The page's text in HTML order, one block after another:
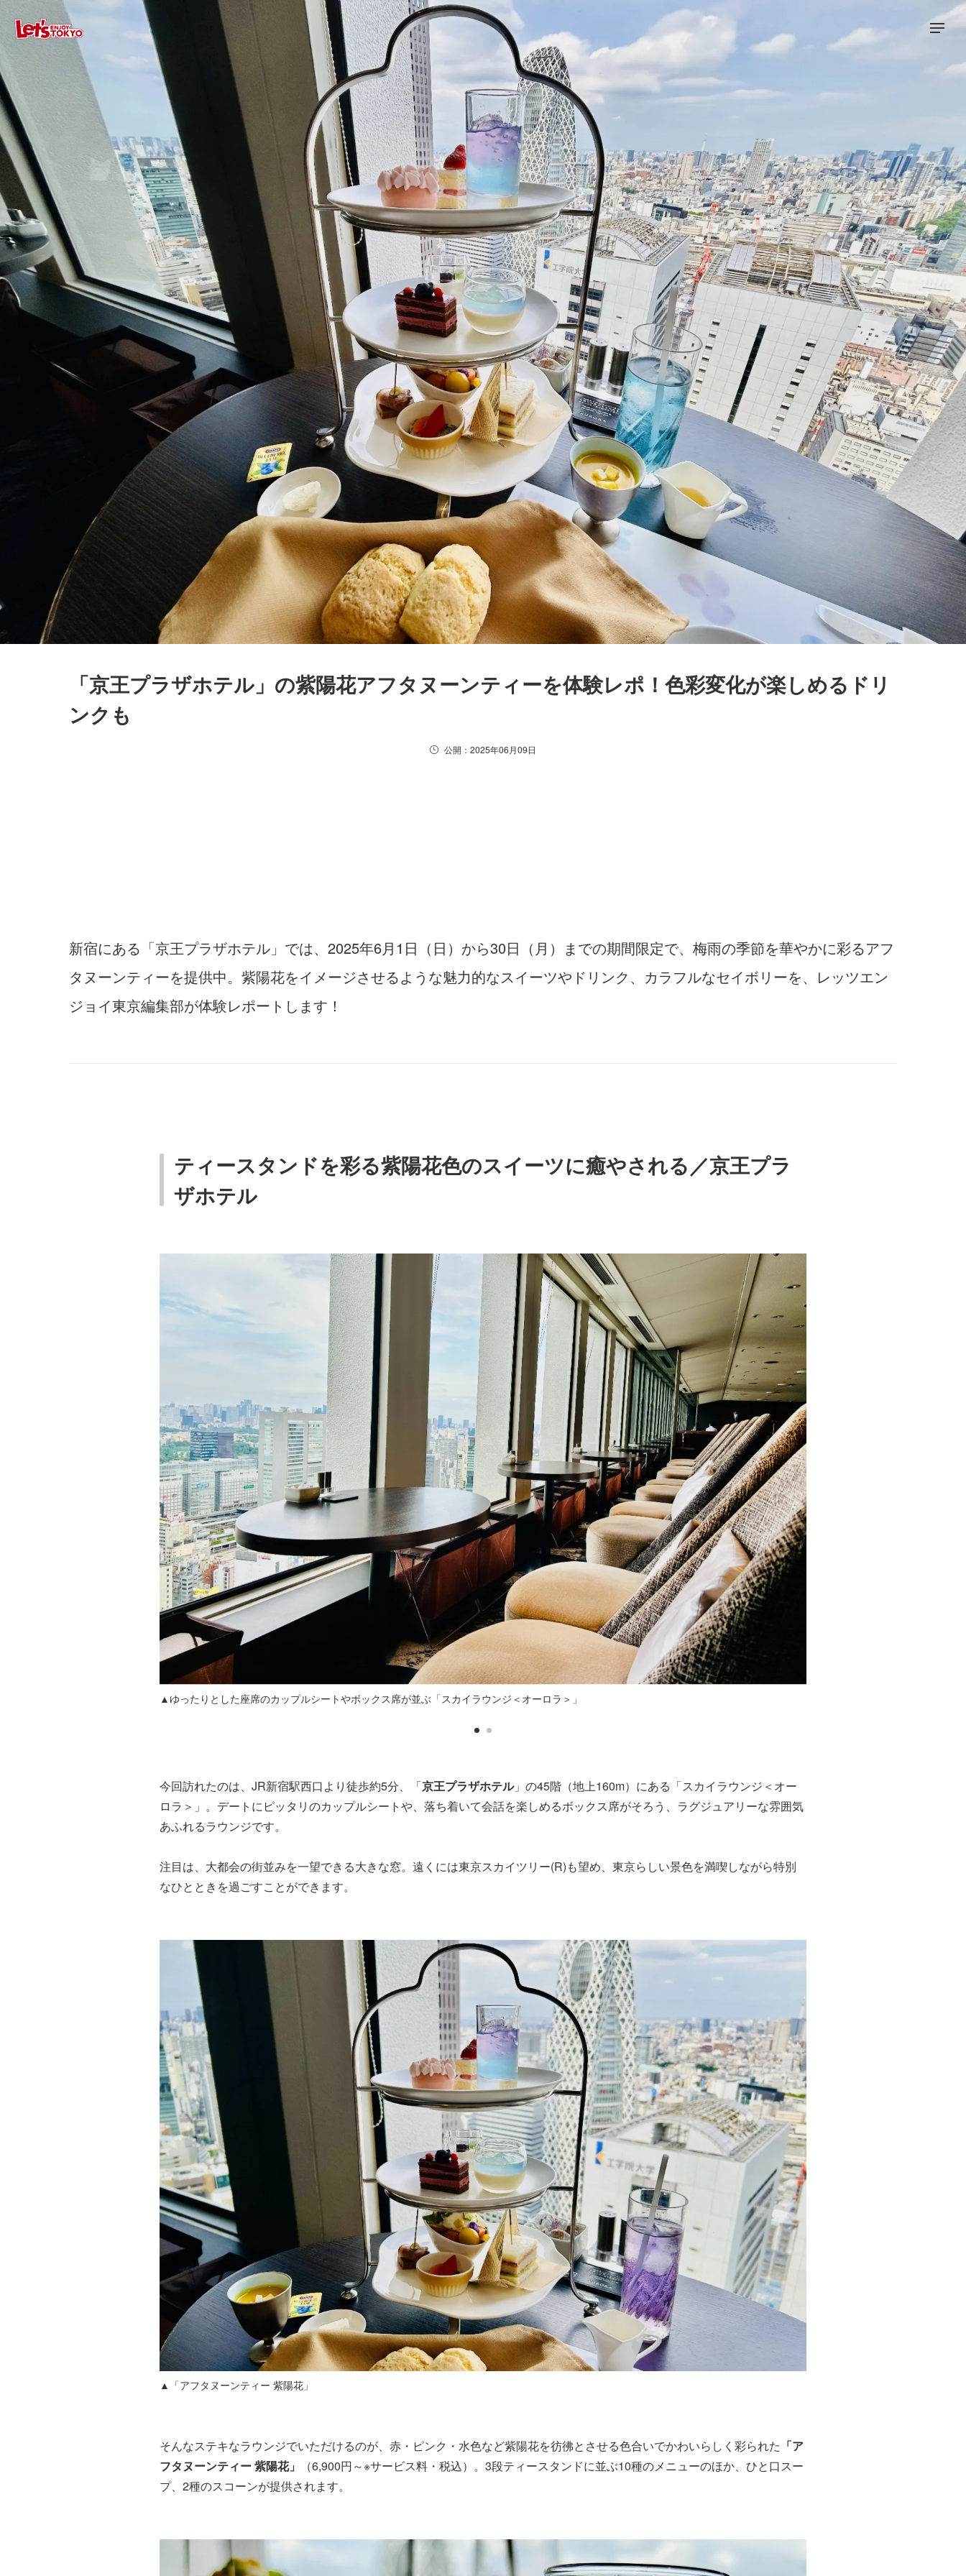
「京王プラザホテル」の紫陽花アフタヌーンティーを体験レポ！色彩変化が楽しめるドリ
ンクも
公開：2025年06月09日
新宿にある「京王プラザホテル」では、2025年6月1日（日）から30日（月）までの期間限定で、梅雨の季節を華やかに彩るアフ
タヌーンティーを提供中。紫陽花をイメージさせるような魅力的なスイーツやドリンク、カラフルなセイボリーを、レッツエン
ジョイ東京編集部が体験レポートします！
ティースタンドを彩る紫陽花色のスイーツに癒やされる／京王プラ
ザホテル
▲ゆったりとした座席のカップルシートやボックス席が並ぶ「スカイラウンジ＜オーロラ＞」
今回訪れたのは、JR新宿駅西口より徒歩約5分、「京王プラザホテル」の45階（地上160m）にある「スカイラウンジ＜オー
ロラ＞」。デートにピッタリのカップルシートや、落ち着いて会話を楽しめるボックス席がそろう、ラグジュアリーな雰囲気
あふれるラウンジです。
注目は、大都会の街並みを一望できる大きな窓。遠くには東京スカイツリー(R)も望め、東京らしい景色を満喫しながら特別
なひとときを過ごすことができます。
▲「アフタヌーンティー 紫陽花」
そんなステキなラウンジでいただけるのが、赤・ピンク・水色など紫陽花を彷彿とさせる色合いでかわいらしく彩られた 「ア
フタヌーンティー 紫陽花」
（6,900円～※サービス料・税込）。3段ティースタンドに並ぶ10種のメニューのほか、ひと口スー
プ、2種のスコーンが提供されます。